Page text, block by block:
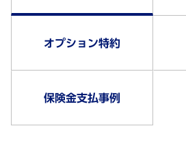
オプション特約
保険金支払事例